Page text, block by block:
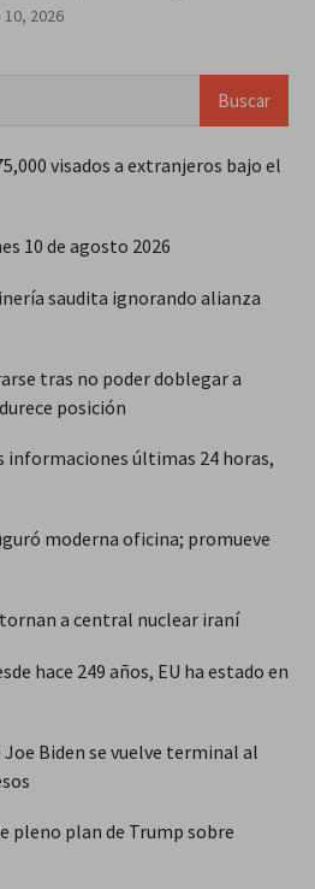
2026
visados a extranjeros bajo el
10 de agosto 2026
saudita ignorando alianza
tras no poder doblegar a
posición
informaciones últimas 24 horas,
moderna oficina; promueve
a central nuclear iraní
hace 249 años, EU ha estado en
Biden se vuelve terminal al
pleno plan de Trump sobre